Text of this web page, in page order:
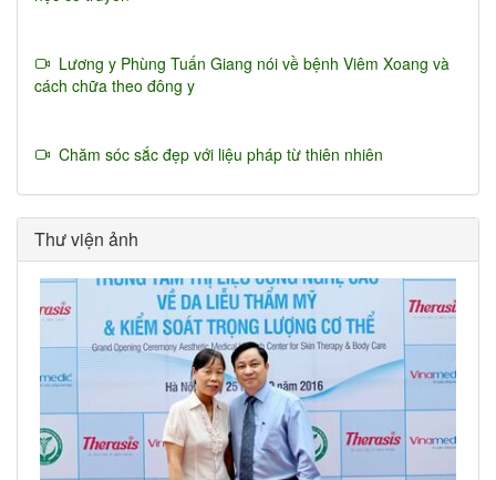
Lương y Phùng Tuấn Giang nói về bệnh Viêm Xoang và
cách chữa theo đông y
Chăm sóc sắc đẹp với liệu pháp từ thiên nhiên
Thư viện ảnh